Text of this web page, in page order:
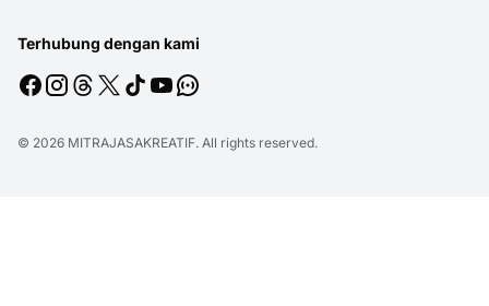
Terhubung dengan kami
© 2026 MITRAJASAKREATIF. All rights reserved.